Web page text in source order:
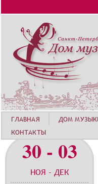
30 - 03
НОЯ - ДЕК
ГЛАВНАЯ ДОМ
КОНТАКТЫ